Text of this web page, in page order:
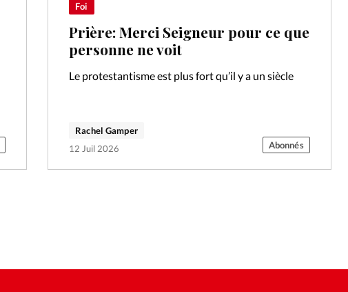
Foi
Prière: Merci Seigneur pour ce que
personne ne voit
Le protestantisme est plus fort qu’il y a un siècle
Rachel Gamper
12 Juil 2026
Abonnés